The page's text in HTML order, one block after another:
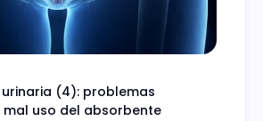
(4): problemas
uso del absorbente